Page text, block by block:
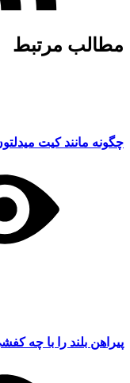
مطالب مرتبط
چگونه مانند کیت
پیراهن بلند را با چه